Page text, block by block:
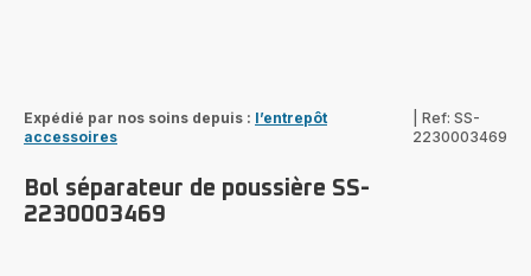
Expédié par nos soins depuis : l’entrepôt
accessoires
Ref: SS-
2230003469
Bol séparateur de poussière SS-
2230003469